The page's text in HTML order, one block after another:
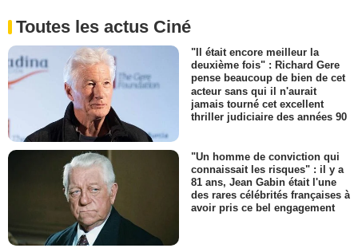
Toutes les actus Ciné
"Il était encore meilleur la
deuxième fois" : Richard Gere
pense beaucoup de bien de cet
acteur sans qui il n'aurait
jamais tourné cet excellent
thriller judiciaire des années 90
"Un homme de conviction qui
connaissait les risques" : il y a
81 ans, Jean Gabin était l'une
des rares célébrités françaises à
avoir pris ce bel engagement